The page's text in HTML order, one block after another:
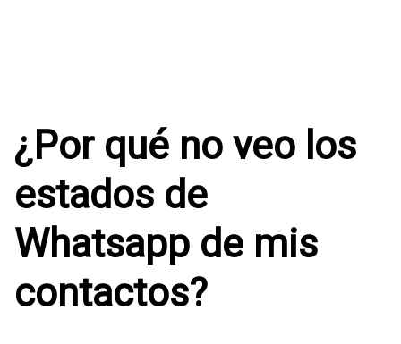
¿Por qué no veo los
⁤estados ⁣de
Whatsapp ⁣de mis
contactos?